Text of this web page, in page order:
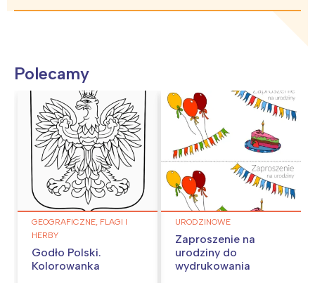
Polecamy
GEOGRAFICZNE, FLAGI I
HERBY
Godło Polski.
Kolorowanka
URODZINOWE
Zaproszenie na
urodziny do
wydrukowania